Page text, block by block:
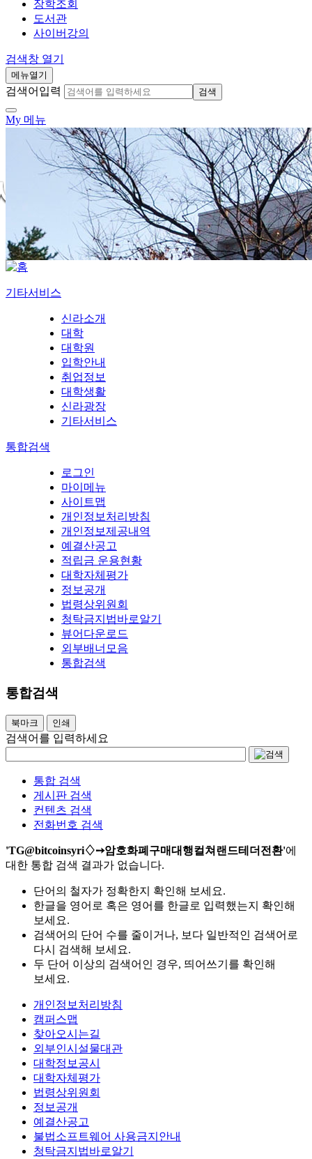
장학조회
도서관
사이버강의
검색창 열기
메뉴열기
검색어입력 검색
My 메뉴
기타서비스
신라소개
대학
대학원
입학안내
취업정보
대학생활
신라광장
기타서비스
통합검색
로그인
마이메뉴
사이트맵
개인정보처리방침
개인정보제공내역
예결산공고
적립금 운용현황
대학자체평가
정보공개
법령상위원회
청탁금지법바로알기
뷰어다운로드
외부배너모음
통합검색
통합검색
북마크 인쇄
검색어를 입력하세요
통합 검색
게시판 검색
컨텐츠 검색
전화번호 검색
'TG@bitcoinsyri♢➙암호화폐구매대행컬쳐랜드테더전환'에
대한 통합 검색 결과가 없습니다.
단어의 철자가 정확한지 확인해 보세요.
한글을 영어로 혹은 영어를 한글로 입력했는지 확인해
보세요.
검색어의 단어 수를 줄이거나, 보다 일반적인 검색어로
다시 검색해 보세요.
두 단어 이상의 검색어인 경우, 띄어쓰기를 확인해
보세요.
개인정보처리방침
캠퍼스맵
찾아오시는길
외부인시설물대관
대학정보공시
대학자체평가
법령상위원회
정보공개
예결산공고
불법소프트웨어 사용금지안내
청탁금지법바로알기